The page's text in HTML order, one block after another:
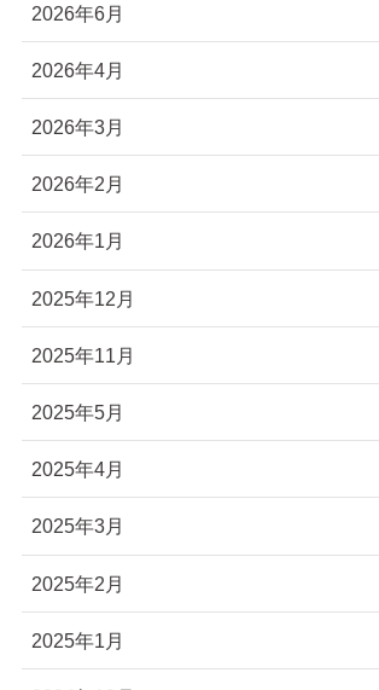
2026年6月
2026年4月
2026年3月
2026年2月
2026年1月
2025年12月
2025年11月
2025年5月
2025年4月
2025年3月
2025年2月
2025年1月